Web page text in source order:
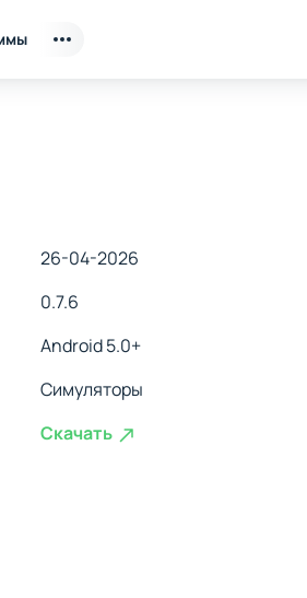
26-04-2026
0.7.6
Android 5.0+
Симуляторы
Скачать